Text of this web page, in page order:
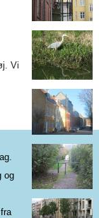
Vi
og